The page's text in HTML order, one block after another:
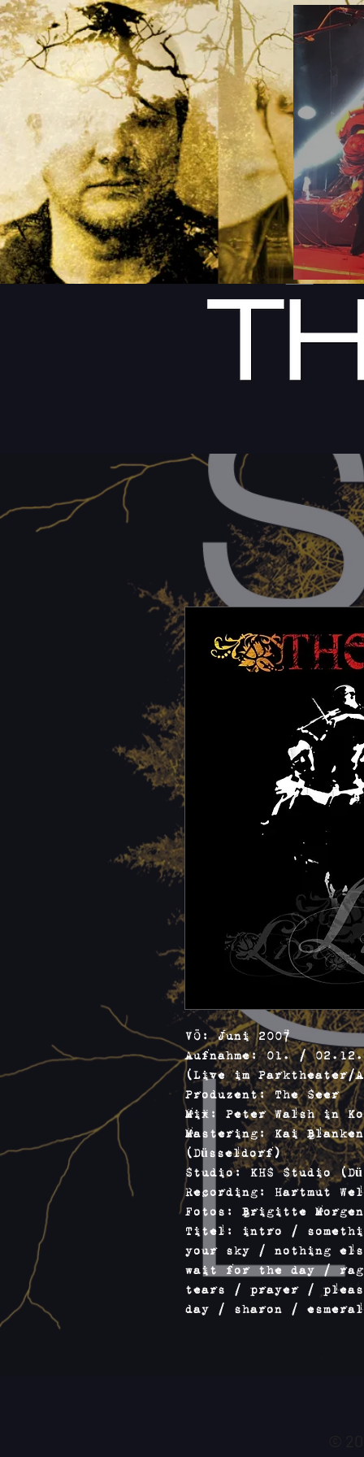
VÖ: Juni 2007
Aufnahme: 01. /
(Live im Parktheater/
Produzent: The Seer
Mix: Peter Walsh in
Mastering: Kai
(Düsseldorf)
Studio: KHS Studio
Recording: Hartmut
Fotos: Brigitte
Titel: intro /
your sky / nothing
wait for the day /
tears / prayer /
day / sharon /